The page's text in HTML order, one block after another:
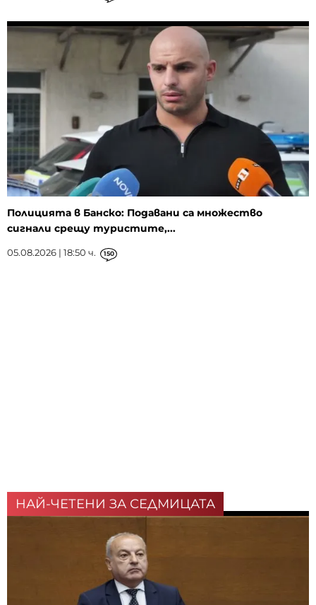
Полицията в Банско: Подавани са множество
сигнали срещу туристите,...
05.08.2026 | 18:50 ч. 150
НАЙ-ЧЕТЕНИ ЗА СЕДМИЦАТА